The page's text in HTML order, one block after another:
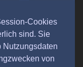
Cookies
sind. Sie
Nutzungsdaten
von
der